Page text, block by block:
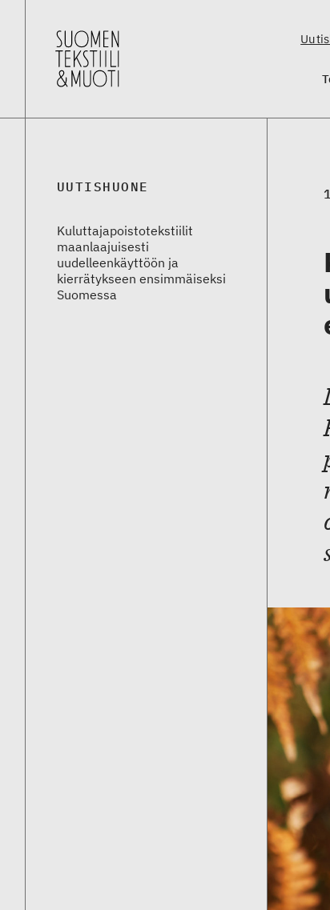
UUTISHUONE
Kuluttajapoistotekstiilit
maanlaajuisesti
uudelleenkäyttöön ja
kierrätykseen ensimmäiseksi
Suomessa